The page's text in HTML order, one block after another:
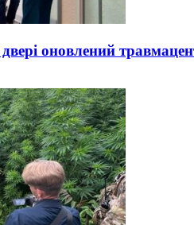
оновлений